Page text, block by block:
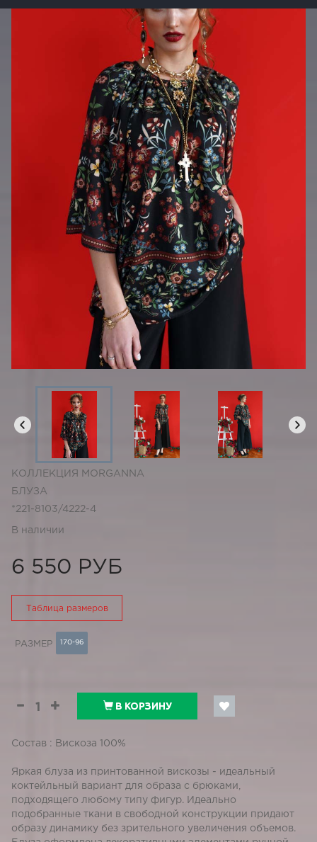
КОЛЛЕКЦИЯ MORGANNA
БЛУЗА
*221-8103/4222-4
В наличии
6 550 РУБ
Таблица размеров
РАЗМЕР 170-96
В КОРЗИНУ
Состав : Вискоза 100%
Яркая блуза из принтованной вискозы - идеальный
коктейльный вариант для образа с брюками,
подходящего любому типу фигур. Идеально
подобранные ткани в свободной конструкции придают
образу динамику без зрительного увеличения объемов.